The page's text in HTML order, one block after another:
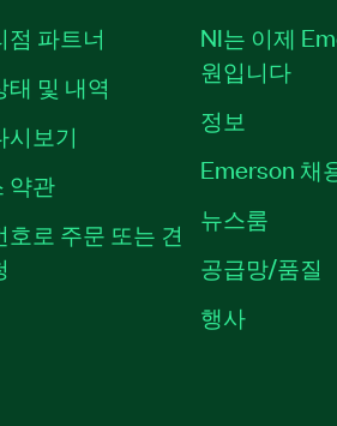
점 파트너
태 및 내역
시보기
약관
호로 주문 또는 견
NI는 이제
원입니다
정보
Emerson 채
뉴스룸
공급망/품질
행사